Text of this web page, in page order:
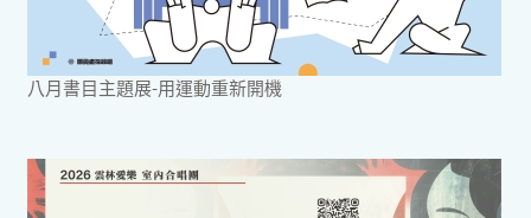
八月書目主題展-用運動重新開機